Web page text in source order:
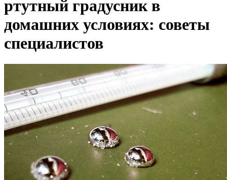
ртутный градусник в
домашних условиях: советы
специалистов